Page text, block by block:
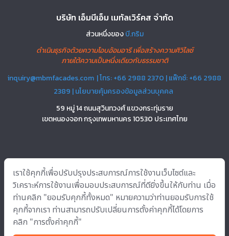
บริษัท เอ็มบีเอ็ม เมทัลเวิร์คส จำกัด
ส่วนหนึ่งของบี.กริม
ดำเนินธุรกิจด้วยความโอบอ้อมอารี เพื่อสร้างความศิวิไลซ์
ภายใต้ความเป็นหนึ่งเดียวกับธรรมชาติ
inquiry@mbmfacades.com | โทร: +66 2988 2370 | แฟ็กซ์: +66 2988
2389 |นโยบายคุ้มครองข้อมูลส่วนบุคคล
59 หมู่ 14 ถนนสุวินทวงศ์ แขวงกระทุ่มราย
เขตหนองจอก กรุงเทพมหานคร 10530 ประเทศไทย
อินโนเวชั่น
เรา
Copyright © 2022 บริษัท เอ็มบีเอ็ม เมทัลเวิร์คส จำกัด All rights reserved.
เราใช้คุกกี้เพื่อปรับปรุงประสบการณ์การใช้งานเว็บไซต์และ
วิเคราะห์การใช้งานเพื่อมอบประสบการณ์ที่ดียิ่งขึ้นให้กับท่าน เมื่อ
ท่านคลิก "ยอมรับคุกกี้ทั้งหมด" หมายความว่าท่านยอมรับการใช้
คุกกี้จากเรา ท่านสามารถปรับเปลี่ยนการตั้งค่าคุกกี้ได้โดยการ
คลิก "การตั้งค่าคุกกี้"